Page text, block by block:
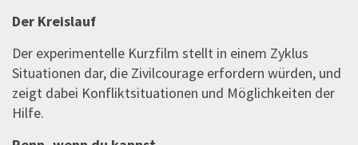
Der Kreislauf
Der experimentelle Kurzfilm stellt in einem Zyklus
Situationen dar, die Zivilcourage erfordern würden, und
zeigt dabei Konfliktsituationen und Möglichkeiten der
Hilfe.